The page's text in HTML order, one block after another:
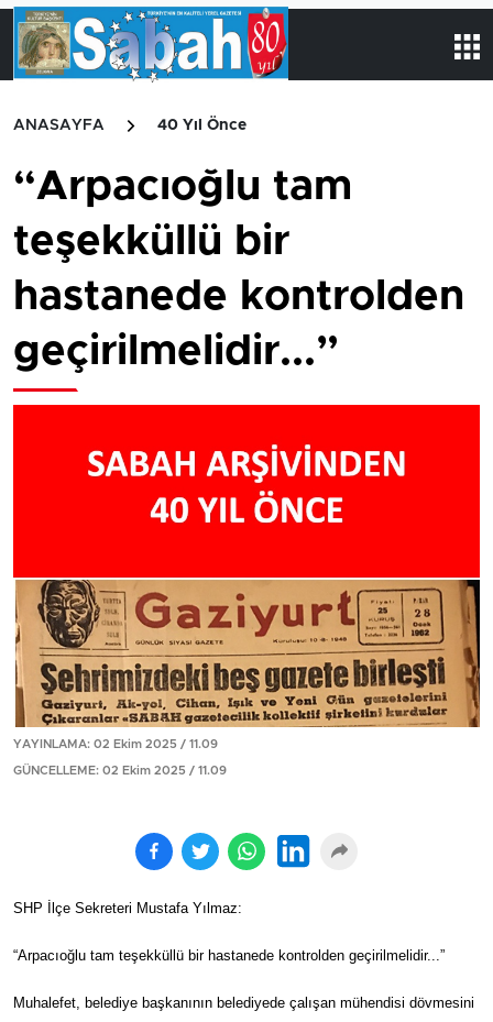
ANASAYFA 40 Yıl Önce
“Arpacıoğlu tam
teşekküllü bir
hastanede kontrolden
geçirilmelidir...”
YAYINLAMA: 02 Ekim 2025 / 11.09
GÜNCELLEME: 02 Ekim 2025 / 11.09
SHP İlçe Sekreteri Mustafa Yılmaz:
“Arpacıoğlu tam teşekküllü bir hastanede kontrolden geçirilmelidir...”
Muhalefet, belediye başkanının belediyede çalışan mühendisi dövmesini